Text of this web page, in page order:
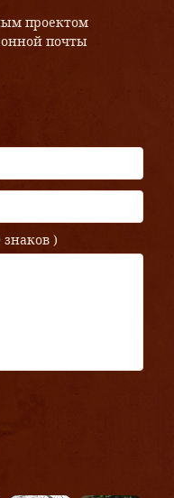
проектом
почты
знаков )